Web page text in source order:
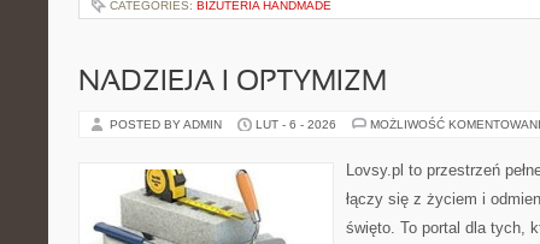
CATEGORIES: BIŻUTERIA HANDMADE
NADZIEJA I OPTYMIZM
POSTED BY ADMIN LUT - 6 - 2026 MOŻLIWOŚĆ
Lovsy.pl to przestrzeń
łączy się z życiem i
święto. To portal dla tych,